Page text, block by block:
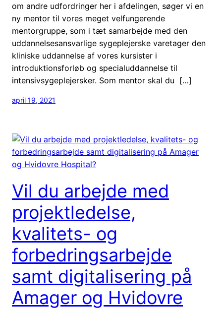
om andre udfordringer her i afdelingen, søger vi en
ny mentor til vores meget velfungerende
mentorgruppe, som i tæt samarbejde med den
uddannelsesansvarlige sygeplejerske varetager den
kliniske uddannelse af vores kursister i
introduktionsforløb og specialuddannelse til
intensivsygeplejersker. Som mentor skal du […]
april 19, 2021
Vil du arbejde med
projektledelse,
kvalitets- og
forbedringsarbejde
samt digitalisering på
Amager og Hvidovre